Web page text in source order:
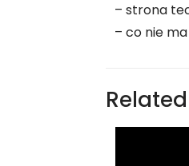
– strona
– co nie